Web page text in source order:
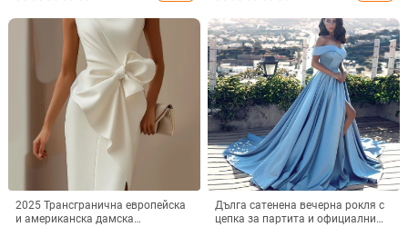
2025 Трансгранична европейска
и американска дамска
Дълга сатенена вечерна рокля с
цепка за партита и официални